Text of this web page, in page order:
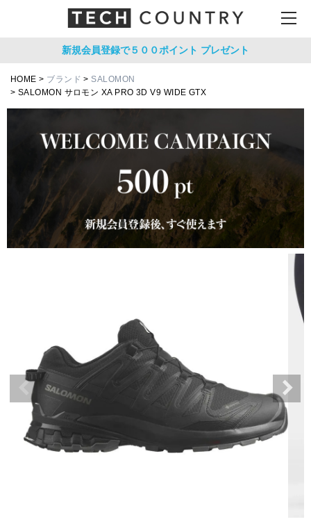
新規会員登録で５００ポイント プレゼント
HOME ブランド
SALOMON
SALOMON サロモン XA PRO 3D V9 WIDE GTX